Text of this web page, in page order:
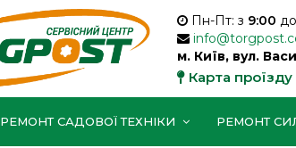
Пн-Пт: з 9:00 до
м. Київ, вул.
Карта проїзду
РЕМОНТ САДОВОЇ ТЕХНІКИ РЕМОНТ